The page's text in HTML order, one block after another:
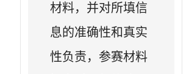
材料，并对所填信
息的准确性和真实
性负责，参赛材料